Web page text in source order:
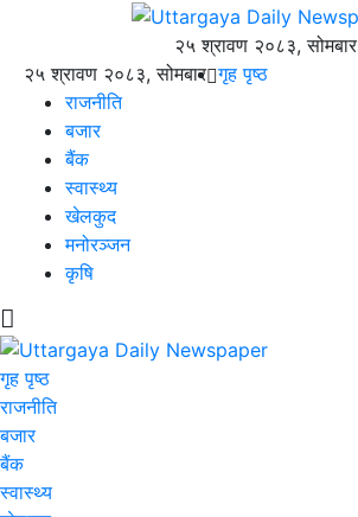
२५ श्रावण २०८३, सोमबार
२५ श्रावण २०८३, सोमबार गृह पृष्ठ
राजनीति
बजार
बैंक
स्वास्थ्य
खेलकुद
मनोरञ्जन
कृषि
गृह पृष्ठ
राजनीति
बजार
बैंक
स्वास्थ्य